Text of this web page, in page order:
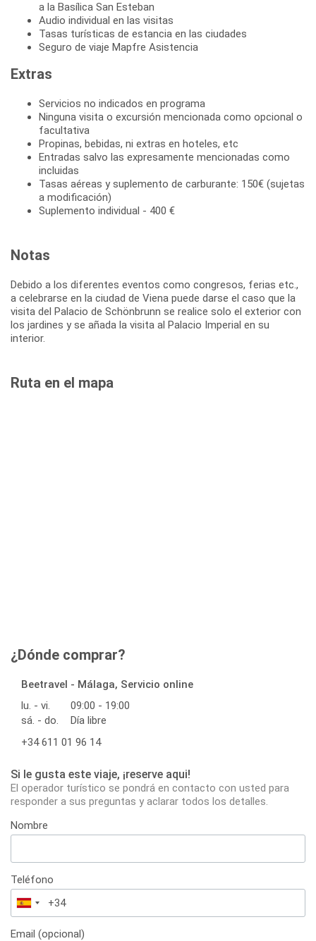
a la Basílica San Esteban
Audio individual en las visitas
Tasas turísticas de estancia en las ciudades
Seguro de viaje Mapfre Asistencia
Extras
Servicios no indicados en programa
Ninguna visita o excursión mencionada como opcional o
facultativa
Propinas, bebidas, ni extras en hoteles, etc
Entradas salvo las expresamente mencionadas como
incluidas
Tasas aéreas y suplemento de carburante: 150€ (sujetas
a modificación)
Suplemento individual - 400 €
Notas
Debido a los diferentes eventos como congresos, ferias etc.,
a celebrarse en la ciudad de Viena puede darse el caso que la
visita del Palacio de Schönbrunn se realice solo el exterior con
los jardines y se añada la visita al Palacio Imperial en su
interior.
Ruta en el mapa
¿Dónde comprar?
Beetravel - Málaga, Servicio online
lu. - vi.
09:00 - 19:00
sá. - do.
Día libre
+34 611 01 96 14
Si le gusta este viaje, ¡reserve aqui!
El operador turístico se pondrá en contacto con usted para
responder a sus preguntas y aclarar todos los detalles.
Nombre
Teléfono
España
+34
Email (opcional)